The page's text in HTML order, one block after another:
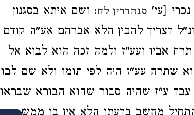
[עי' סנהדרין לח: ושם איתא בסגנון
דצריך להבין הלא אברהם אע"ה קודם
אביו ועע"ז ולמה זכה הוא לבוא אל
שתרח עע"ז היה לפי תומו ולא שם לבו
ע"ז שהיה סבור שהוא הבורא שבראו